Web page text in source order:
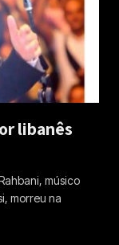
libanês
músico
morreu na